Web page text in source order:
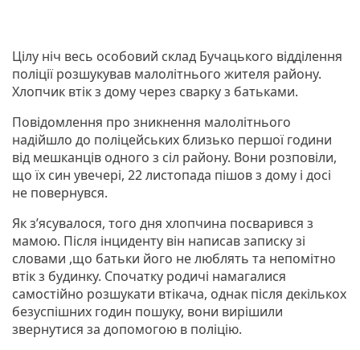
Цілу ніч весь особовий склад Бучацького відділення
поліції розшукував малолітнього жителя району.
Хлопчик втік з дому через сварку з батьками.
Повідомлення про зникнення малолітнього
надійшло до поліцейських близько першої години
від мешканців одного з сіл району. Вони розповіли,
що їх син увечері, 22 листопада пішов з дому і досі
не повернувся.
Як з’ясувалося, того дня хлопчина посварився з
мамою. Після інциденту він написав записку зі
словами ,що батьки його не люблять та непомітно
втік з будинку. Спочатку родичі намагалися
самостійно розшукати втікача, однак після декількох
безуспішних годин пошуку, вони вирішили
звернутися за допомогою в поліцію.